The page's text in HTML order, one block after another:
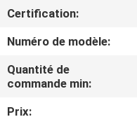
VISITE
D'USINE
CONTRÔLE
DE
Certification:
Numéro de modèle:
Quantité de
commande min:
Prix: